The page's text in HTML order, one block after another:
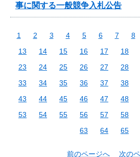
事に関する一般競争入札公告
1 2 3 4 5 6 7 8
13
14 15 16 17 18
23
24 25 26 27 28
33
34 35 36 37 38
43
44 45 46 47 48
53
54 55 56 57 58
63
64 65
前のページへ 次の